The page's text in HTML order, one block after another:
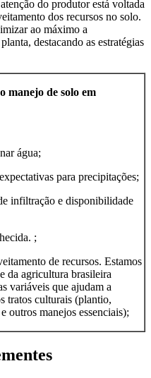
do produtor está voltada
dos recursos no solo.
ao máximo a
destacando as estratégias
manejo de solo em
água;
para precipitações;
infiltração e disponibilidade
;
de recursos. Estamos
da agricultura brasileira
variáveis que ajudam a
tratos culturais (plantio,
outros manejos essenciais);